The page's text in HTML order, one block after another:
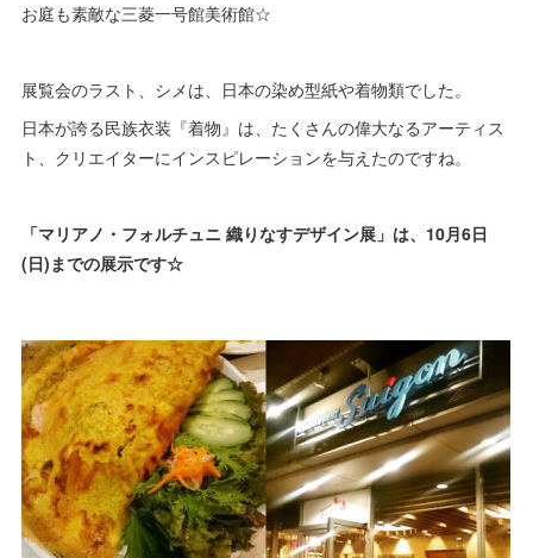
お庭も素敵な三菱一号館美術館☆
展覧会のラスト、シメは、日本の染め型紙や着物類でした。
日本が誇る民族衣装『着物』は、たくさんの偉大なるアーティス
ト、クリエイターにインスピレーションを与えたのですね。
「マリアノ・フォルチュニ 織りなすデザイン展」は、10月6日
(日)までの展示です☆